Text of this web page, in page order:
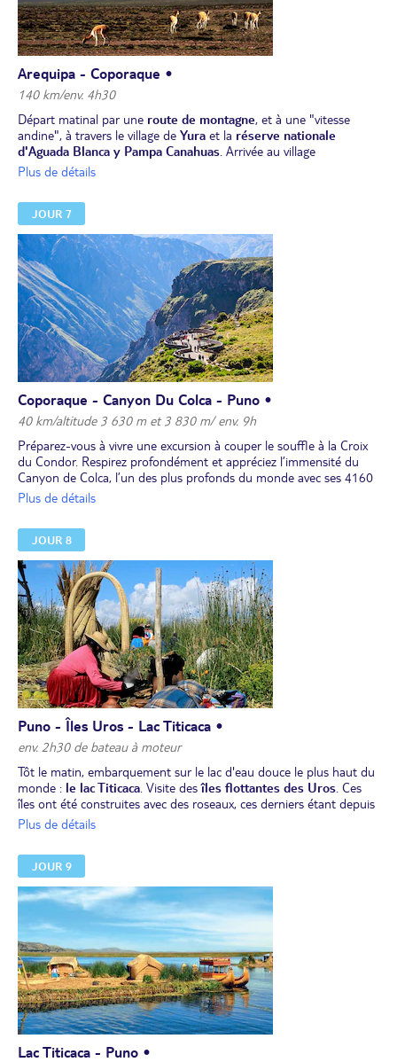
Arequipa - Coporaque •
140 km/env. 4h30
Départ matinal par une route de montagne, et à une "vitesse
andine", à travers le village de Yura et la réserve nationale
d'Aguada Blanca y Pampa Canahuas. Arrivée au village
deCoporaque
option, détente aux sources thermales de La Calera. (L’altitude
dans cette région varie de 3 630 m à 3 830 m).
Dîner et nuit chez l’habitant, à 3 818 m d'altitude.
Plus de détails
JOUR 7
Coporaque - Canyon Du Colca - Puno •
40 km/altitude 3 630 m et 3 830 m/ env. 9h
Préparez-vous à vivre une excursion à couper le souffle à la Croix
du Condor. Respirez profondément et appréciez l’immensité du
Canyon de Colca, l’un des plus profonds du monde avec ses 4160
m, deux fois plus haut que le Grand Canyon. Le clou de cette
du canyon. Admirez le survol de ces élégants rapaces qui
patrouillent avec une discipline militaire.
Déjeuner pique-nique en cours de route. Poursuite vers la ville de
Puno, au bord du lac Titicaca
Dîner et nuit à votre hôtel, à 3 830 m d’altitude.
Plus de détails
JOUR 8
Puno - Îles Uros - Lac Titicaca •
env. 2h30 de bateau à moteur
Tôt le matin, embarquement sur le lac d'eau douce le plus haut du
monde : le lac Titicaca. Visite desîles flottantes des Uros. Ces
îles ont été construites avec des roseaux, ces derniers étant depuis
longtemps le matériau utilisé pour les habitations et les
Déjeuner sur place.
Découverte du village et des activités de ses habitants
Dîner et nuit chez l’habitant.
Plus de détails
JOUR 9
Lac Titicaca - Puno •